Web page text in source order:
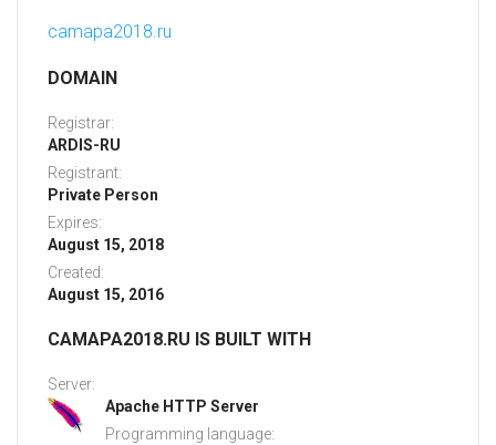
camapa2018.ru
DOMAIN
Registrar:
ARDIS-RU
Registrant:
Private Person
Expires:
August 15, 2018
Created:
August 15, 2016
CAMAPA2018.RU IS BUILT WITH
Server:
Apache HTTP Server
Programming language: